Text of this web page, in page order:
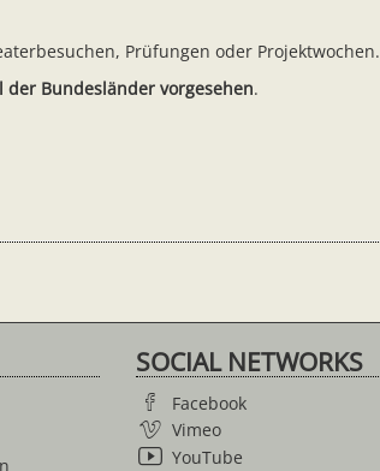
Prüfungen oder Projektwochen.
Bundesländer vorgesehen.
SOCIAL NETWORKS
Facebook
Vimeo
YouTube